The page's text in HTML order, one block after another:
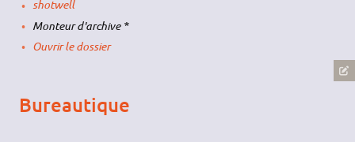
shotwell
Monteur d'archive *
Ouvrir le dossier
Bureautique